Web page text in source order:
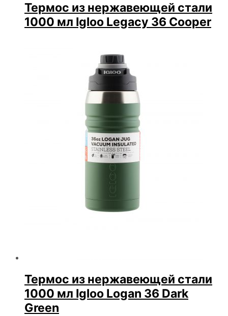
Термос из нержавеющей стали
1000 мл Igloo Legacy 36 Cooper
Термос из нержавеющей стали
1000 мл Igloo Logan 36 Dark
Green